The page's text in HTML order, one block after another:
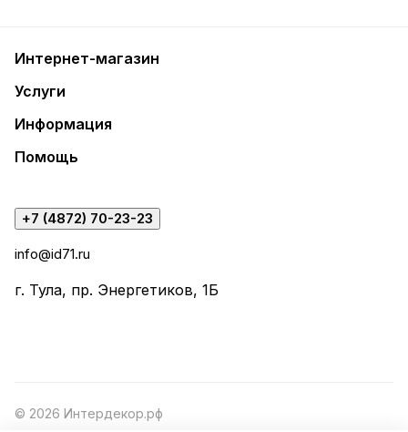
Интернет-магазин
Услуги
Информация
Помощь
+7 (4872) 70-23-23
info@id71.ru
г. Тула, пр. Энергетиков, 1Б
© 2026 Интердекор.рф